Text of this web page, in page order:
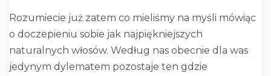
Rozumiecie już zatem co mieliśmy na myśli mówiąc
o doczepieniu sobie jak najpiękniejszych
naturalnych włosów. Według nas obecnie dla was
jedynym dylematem pozostaje ten gdzie